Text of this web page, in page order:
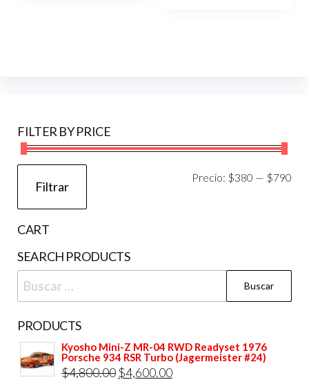
FILTER BY PRICE
Filtrar
Precio: $380 — $790
CART
SEARCH PRODUCTS
Buscar:
PRODUCTS
Kyosho Mini-Z MR-04 RWD Readyset 1976
Porsche 934 RSR Turbo (Jagermeister #24)
$4,800.00 El
$4,600.00El